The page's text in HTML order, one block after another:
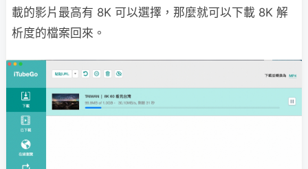
載的影片最高有 8K 可以選擇，那麼就可以下載 8K 解
析度的檔案回來。